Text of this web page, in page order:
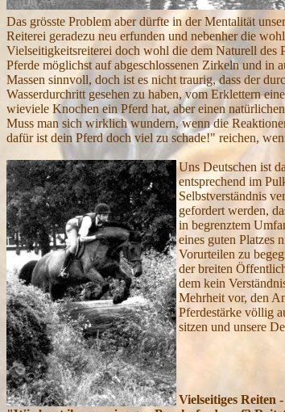
Das grösste Problem aber dürfte in der Mentalität
Reiterei geradezu neu erfunden und nebenher die
Vielseitigkeitsreiterei doch wohl die dem Naturell des
Pferde möglichst auf abgeschlossenen Zirkeln und in
Massen sinnvoll, doch ist es nicht traurig, dass der
Wasserdurchritt gesehen zu haben, vom Erklettern
wieviele Knochen ein Pferd hat, aber einen
Muss man sich wirklich wundern, wenn die
dafür ist dein Pferd doch viel zu schade!" reichen,
Uns Deutschen ist
entsprechend im
Selbstverständnis
gefordert werden,
in begrenztem
eines guten Platzes
Vorurteilen zu
der breiten
dem kein
Mehrheit vor, den
Pferdestärke völlig
sitzen und unsere
Vielseitiges Reiten